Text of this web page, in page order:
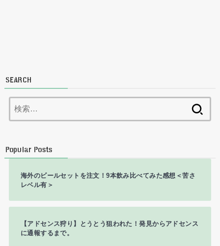
SEARCH
索:
Popular Posts
海外のビールセットを注文！9本飲み比べてみた感想＜苦さ
レベル有＞
【アドセンス狩り】とうとう狙われた！発見からアドセンス
に通報するまで。